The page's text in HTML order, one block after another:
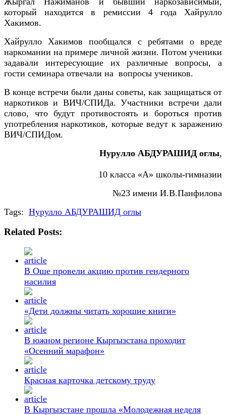
который находится в ремиссии 4 года Хайрулло
Хакимов.
Хайрулло Хакимов пообщался с ребятами о вреде
наркомании на примере личной жизни. Потом ученики
задавали интересующие их различные вопросы, а
гости семинара отвечали на вопросы учеников.
В конце встречи были даны советы, как защищаться от
наркотиков и ВИЧ/СПИДа. Участники встречи дали
слово, что будут противостоять и бороться против
употребления наркотиков, которые ведут к заражению
ВИЧ/СПИДом.
Нурулло АБДУРАШИД оглы,
10 класса «А» школы-гимназии
№23 имени И.В.Панфилова
Tags: Нурулло АБДУРАШИД оглы
Related Posts:
В Оше провели акцию против гендерного
насилия
«Дети должны читать хорошие книги»
В южном регионе Кыргызстана проходит
«Осенний марафон»
Красная карточка детскому труду
В Кыргызстане прошла «Молодежная неделя